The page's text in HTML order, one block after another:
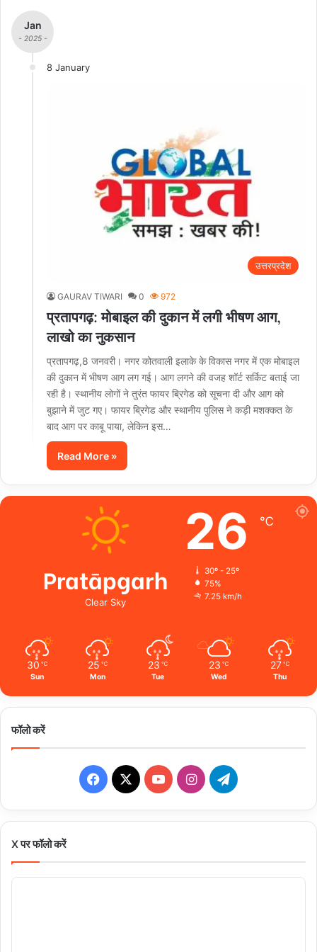
Jan
- 2025 -
8 January
उत्तरप्रदेश
GAURAV TIWARI 0 972
प्रतापगढ़: मोबाइल की दुकान में लगी भीषण आग,
लाखो का नुकसान
प्रतापगढ़,8 जनवरी। नगर कोतवाली इलाके के विकास नगर में एक मोबाइल
की दुकान में भीषण आग लग गई। आग लगने की वजह शॉर्ट सर्किट बताई जा
रही है। स्थानीय लोगों ने तुरंत फायर ब्रिगेड को सूचना दी और आग को
बुझाने में जुट गए। फायर ब्रिगेड और स्थानीय पुलिस ने कड़ी मशक्कत के
बाद आग पर काबू पाया, लेकिन इस…
Read More »
Pratāpgarh
Clear Sky
26 ℃
30º - 25º
75%
7.25 km/h
30 ℃
Sun
25 ℃
Mon
23 ℃
Tue
23 ℃
Wed
27 ℃
Thu
फॉलो करें
Facebook
X YouTubeInstagramTelegram
X पर फॉलो करें